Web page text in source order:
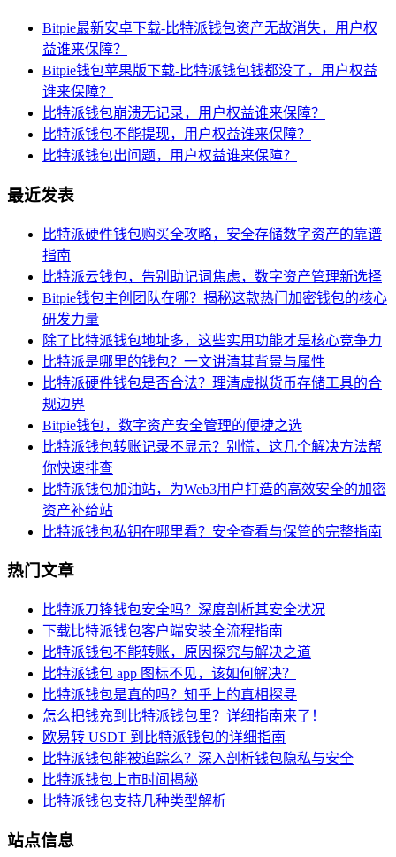
Bitpie最新安卓下载-比特派钱包资产无故消失，用户权
益谁来保障？
Bitpie钱包苹果版下载-比特派钱包钱都没了，用户权益
谁来保障？
比特派钱包崩溃无记录，用户权益谁来保障？
比特派钱包不能提现，用户权益谁来保障？
比特派钱包出问题，用户权益谁来保障？
最近发表
比特派硬件钱包购买全攻略，安全存储数字资产的靠谱
指南
比特派云钱包，告别助记词焦虑，数字资产管理新选择
Bitpie钱包主创团队在哪？揭秘这款热门加密钱包的核心
研发力量
除了比特派钱包地址多，这些实用功能才是核心竞争力
比特派是哪里的钱包？一文讲清其背景与属性
比特派硬件钱包是否合法？理清虚拟货币存储工具的合
规边界
Bitpie钱包，数字资产安全管理的便捷之选
比特派钱包转账记录不显示？别慌，这几个解决方法帮
你快速排查
比特派钱包加油站，为Web3用户打造的高效安全的加密
资产补给站
比特派钱包私钥在哪里看？安全查看与保管的完整指南
热门文章
比特派刀锋钱包安全吗？深度剖析其安全状况
下载比特派钱包客户端安装全流程指南
比特派钱包不能转账，原因探究与解决之道
比特派钱包 app 图标不见，该如何解决？
比特派钱包是真的吗？知乎上的真相探寻
怎么把钱充到比特派钱包里？详细指南来了！
欧易转 USDT 到比特派钱包的详细指南
比特派钱包能被追踪么？深入剖析钱包隐私与安全
比特派钱包上市时间揭秘
比特派钱包支持几种类型解析
站点信息